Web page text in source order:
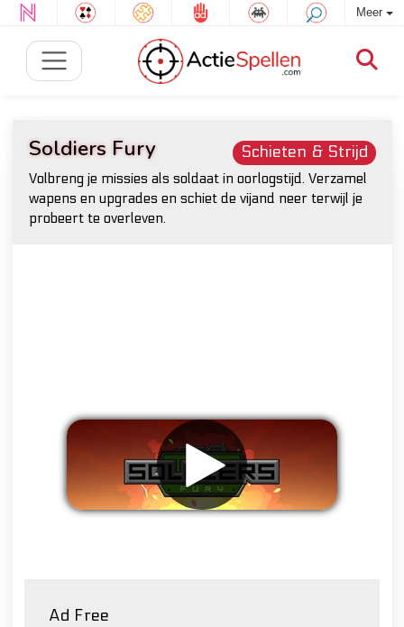
Meer
Schieten & Strijd
Soldiers Fury
Volbreng je missies als soldaat in oorlogstijd. Verzamel
wapens en upgrades en schiet de vijand neer terwijl je
probeert te overleven.
Ad Free